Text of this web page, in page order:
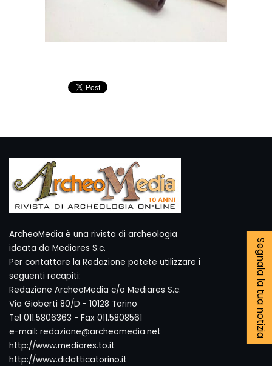
Segnala la tua notizia
ArcheoMedia è una rivista di archeologia
ideata da Mediares S.c.
Per contattare la Redazione potete utilizzare i
seguenti recapiti:
Redazione ArcheoMedia c/o Mediares S.c.
Via Gioberti 80/D - 10128 Torino
Tel 011.5806363 - Fax 011.5808561
e-mail: redazione@archeomedia.net
http://www.mediares.to.it
http://www.didatticatorino.it